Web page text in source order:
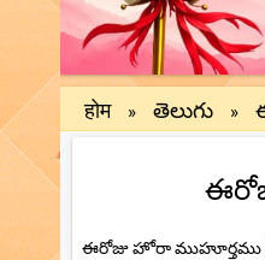
होम » తెలుగు »
ఈరోజు హోరా ముహూర్తము